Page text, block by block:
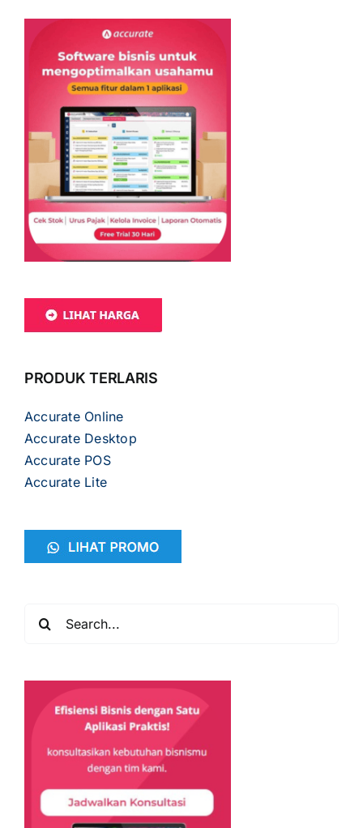
PRODUK TERLARIS
Accurate Online
Accurate Desktop
Accurate POS
Accurate Lite